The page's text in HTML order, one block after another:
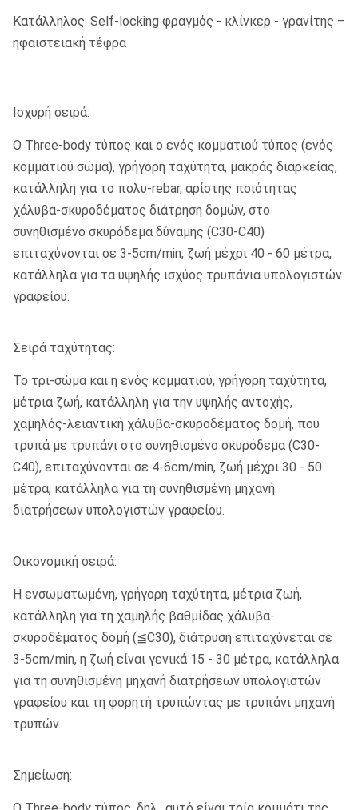
Κατάλληλος: Self-locking φραγμός - κλίνκερ - γρανίτης –
ηφαιστειακή τέφρα
Ισχυρή σειρά:
Ο Three-body τύπος και ο ενός κομματιού τύπος (ενός
κομματιού σώμα), γρήγορη ταχύτητα, μακράς διαρκείας,
κατάλληλη για το πολυ-rebar, αρίστης ποιότητας
χάλυβα-σκυροδέματος διάτρηση δομών, στο
συνηθισμένο σκυρόδεμα δύναμης (C30-C40)
επιταχύνονται σε 3-5cm/min, ζωή μέχρι 40 - 60 μέτρα,
κατάλληλα για τα υψηλής ισχύος τρυπάνια υπολογιστών
γραφείου.
Σειρά ταχύτητας:
Το τρι-σώμα και η ενός κομματιού, γρήγορη ταχύτητα,
μέτρια ζωή, κατάλληλη για την υψηλής αντοχής,
χαμηλός-λειαντική χάλυβα-σκυροδέματος δομή, που
τρυπά με τρυπάνι στο συνηθισμένο σκυρόδεμα (C30-
C40), επιταχύνονται σε 4-6cm/min, ζωή μέχρι 30 - 50
μέτρα, κατάλληλα για τη συνηθισμένη μηχανή
διατρήσεων υπολογιστών γραφείου.
Οικονομική σειρά:
Η ενσωματωμένη, γρήγορη ταχύτητα, μέτρια ζωή,
κατάλληλη για τη χαμηλής βαθμίδας χάλυβα-
σκυροδέματος δομή (≦C30), διάτρυση επιταχύνεται σε
3-5cm/min, η ζωή είναι γενικά 15 - 30 μέτρα, κατάλληλα
για τη συνηθισμένη μηχανή διατρήσεων υπολογιστών
γραφείου και τη φορητή τρυπώντας με τρυπάνι μηχανή
τρυπών.
Σημείωση: